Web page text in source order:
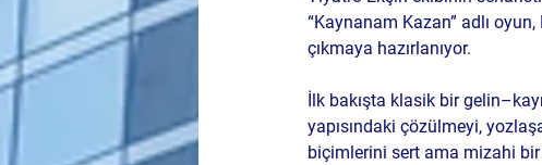
“Kaynanam Kazan” adlı oyun,
çıkmaya hazırlanıyor.
İlk bakışta klasik bir
yapısındaki çözülmeyi,
biçimlerini sert ama mizahi bir